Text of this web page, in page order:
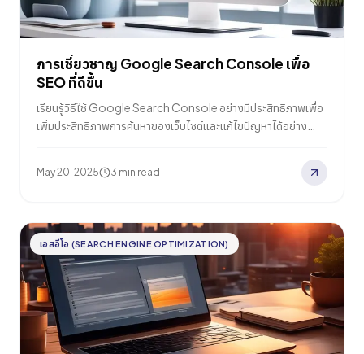
การเชี่ยวชาญ Google Search Console เพื่อ
SEO ที่ดีขึ้น
เรียนรู้วิธีใช้ Google Search Console อย่างมีประสิทธิภาพเพื่อ
เพิ่มประสิทธิภาพการค้นหาของเว็บไซต์และแก้ไขปัญหาได้อย่าง
May 20, 2025 3 min read
เอสอีโอ (SEARCH ENGINE OPTIMIZATION)